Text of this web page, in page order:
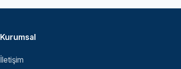
Kurumsal
İletişim